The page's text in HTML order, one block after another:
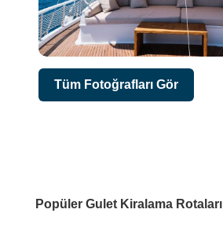
Tüm Fotoğrafları Gör
Popüler Gulet Kiralama Rotaları